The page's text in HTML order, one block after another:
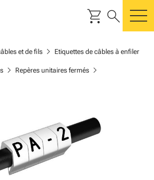
shopping_cart search
et de filschevron_right Etiquettes de câbles à enfiler
chevron_right Repères unitaires ferméschevron_right